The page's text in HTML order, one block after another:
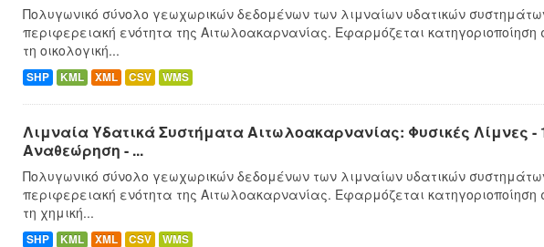
Πολυγωνικό σύνολο γεωχωρικών δεδομένων των λιμναίων υδατικών
περιφερειακή ενότητα της Αιτωλοακαρνανίας. Εφαρμόζεται
τη οικολογική...
SHP KML XML CSV WMS
Λιμναία Υδατικά Συστήματα Αιτωλοακαρνανίας: Φυσικές Λίμνες -
Αναθεώρηση - ...
Πολυγωνικό σύνολο γεωχωρικών δεδομένων των λιμναίων υδατικών
περιφερειακή ενότητα της Αιτωλοακαρνανίας. Εφαρμόζεται
τη χημική...
SHP KML XML CSV WMS